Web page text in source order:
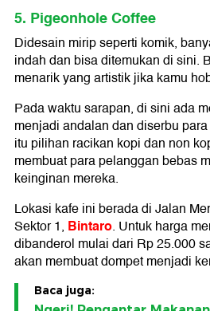
5. Pigeonhole Coffee
Didesain mirip seperti komik,
indah dan bisa ditemukan di sini.
menarik yang artistik jika kamu
Pada waktu sarapan, di sini ada
menjadi andalan dan diserbu
itu pilihan racikan kopi dan non
membuat para pelanggan bebas
keinginan mereka.
Lokasi kafe ini berada di Jalan
Sektor 1, Bintaro. Untuk harga
dibanderol mulai dari Rp 25.000
akan membuat dompet menjadi
Baca juga: